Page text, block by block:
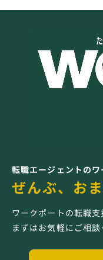
転職エージェントのワ
ぜんぶ、お
ワークポートの転職支
まずはお気軽にご相談